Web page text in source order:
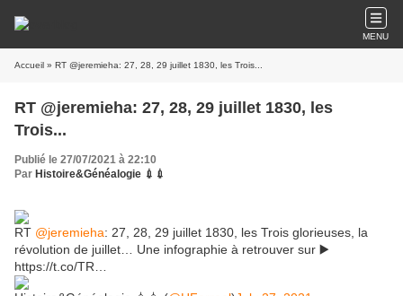
MENU
Accueil » RT @jeremieha: 27, 28, 29 juillet 1830, les Trois...
RT @jeremieha: 27, 28, 29 juillet 1830, les
Trois...
Publié le 27/07/2021 à 22:10
Par Histoire&Généalogie 💉💉
RT @jeremieha: 27, 28, 29 juillet 1830, les Trois glorieuses, la
révolution de juillet… Une infographie à retrouver sur ▶️
https://t.co/TR…